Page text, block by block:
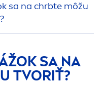
sa na chrbte môžu
SA NA
TVORIŤ?